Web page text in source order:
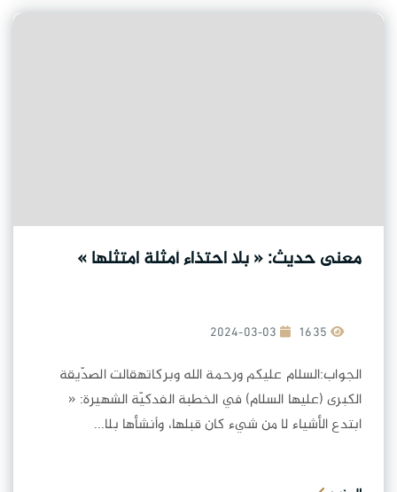
معنى حديث: « بلا احتذاء أمثلة امتثلها »
2024-03-03
الجواب:السلام عليكم ورحمة الله وبركاتهقالت الصدّيقة
الكبرى (عليها السلام) في الخطبة الفدكيّة الشهيرة: «
ابتدع الأشياء لا من شيء كان قبلها، وأنشأها بلا...